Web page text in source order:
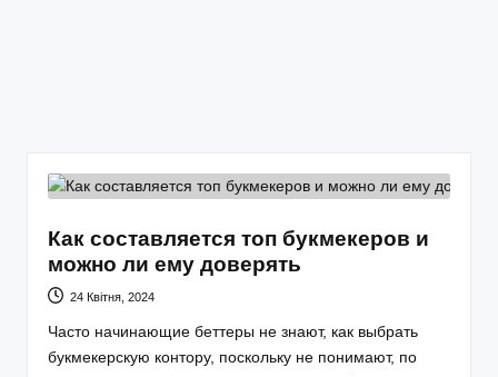
Как составляется топ букмекеров и
можно ли ему доверять
24 Квітня, 2024
Часто начинающие беттеры не знают, как выбрать
букмекерскую контору, поскольку не понимают, по